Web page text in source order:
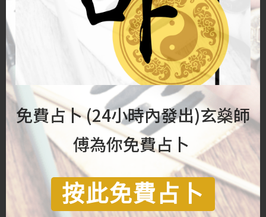
例如西北方屬乾卦代表老男人、祖父、父親等。
若大廳睡房西北方出現缺⻆，便遽論家中年紀最長
的男人有事，十之有九不驗。而且有此論的人往住
說不出具體有甚麼不利，或索性說甚麼都不利，更
是貽笑大方。
有些庸師更煞有介事說缺角凶象十分嚴重，必須補
救。用珠簾、布簾遮擋已算是看似最合理的所謂方
法，荒謬的更有用兩枝長竹置於缺角位，竹枝必須
由地板伸延至天花，這樣便能化解缺角問題云云。
免費占卜 (24小時內發出)玄燊師
傅為你免費占卜
按此免費占卜